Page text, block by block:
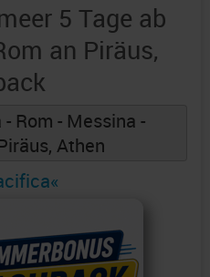
5 Tage ab
an Piräus,
Rom - Messina -
Athen